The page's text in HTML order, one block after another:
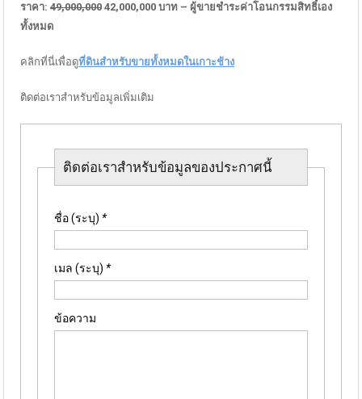
ราคา: 49,000,000 42,000,000 บาท – ผู้ขายชำระค่าโอนกรรมสิทธิ์เอง
ทั้งหมด
คลิกที่นี่เพื่อดูที่ดินสำหรับขายทั้งหมดในเกาะช้าง
ติดต่อเราสำหรับข้อมูลเพิ่มเติม
ติดต่อเราสำหรับข้อมูลของประกาศนี้
ชื่อ (ระบุ) *
เมล (ระบุ) *
ข้อความ